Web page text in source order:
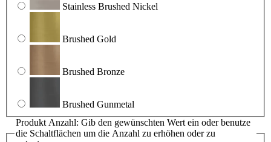
Stainless Brushed Nickel
Brushed Gold
Brushed Bronze
Brushed Gunmetal
Produkt Anzahl: Gib den gewünschten Wert ein oder benutze
die Schaltflächen um die Anzahl zu erhöhen oder zu